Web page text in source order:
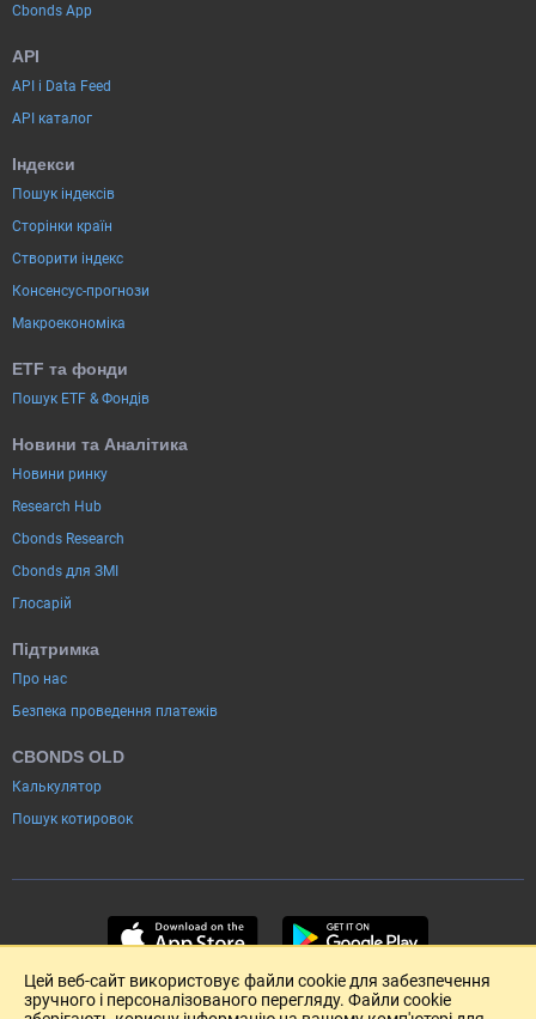
Cbonds App
API
API і Data Feed
API каталог
Індекси
Пошук індексів
Сторінки країн
Створити індекс
Консенсус-прогнози
Макроекономіка
ETF та фонди
Пошук ETF & Фондів
Новини та Аналітика
Новини ринку
Research Hub
Cbonds Research
Cbonds для ЗМІ
Глосарій
Підтримка
Про нас
Безпека проведення платежів
CBONDS OLD
Калькулятор
Пошук котировок
Цей веб-сайт використовує файли cookie для забезпечення
зручного і персоналізованого перегляду. Файли cookie